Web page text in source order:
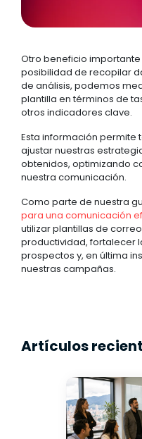
Otro beneficio
posibilidad de recopilar
de análisis, podemos
plantilla en términos de
otros indicadores clave.
Esta información permite
ajustar nuestras
obtenidos, optimizando
nuestra comunicación.
Como parte de nuestra
para una comunicación
utilizar plantillas de
productividad, fortalecer
prospectos y, en última
nuestras campañas.
Artículos